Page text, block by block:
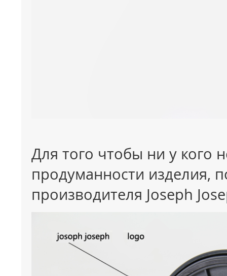
Для того чтобы ни у кого
продуманности изделия,
производителя Joseph